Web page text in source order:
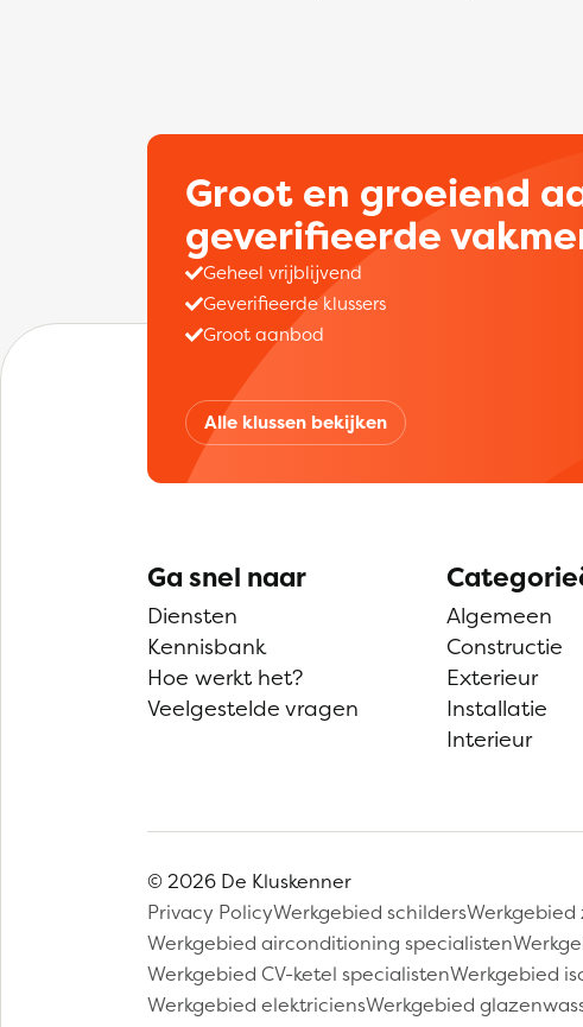
Groot en groeiend
geverifieerde
Geheel vrijblijvend
Geverifieerde klussers
Groot aanbod
Alle klussen bekijken
Ga snel naar
Diensten
Kennisbank
Hoe werkt het?
Veelgestelde vragen
Algemeen
Constructie
Exterieur
Installatie
Interieur
© 2026 De Kluskenner
Privacy PolicyWerkgebied schilders
Werkgebied airconditioning specialisten
Werkgebied CV-ketel specialistenWerkgebied
Werkgebied elektriciensWerkgebied